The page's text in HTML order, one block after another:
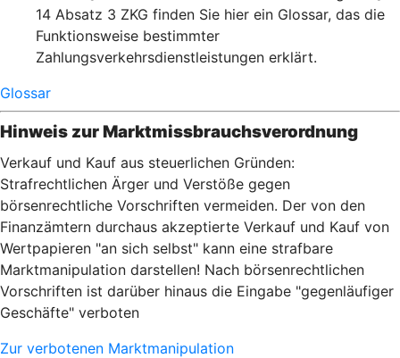
14 Absatz 3 ZKG finden Sie hier ein Glossar, das die
Funktionsweise bestimmter
Zahlungsverkehrsdienstleistungen erklärt.
Glossar
Hinweis zur Marktmissbrauchsverordnung
Verkauf und Kauf aus steuerlichen Gründen:
Strafrechtlichen Ärger und Verstöße gegen
börsenrechtliche Vorschriften vermeiden. Der von den
Finanzämtern durchaus akzeptierte Verkauf und Kauf von
Wertpapieren "an sich selbst" kann eine strafbare
Marktmanipulation darstellen! Nach börsenrechtlichen
Vorschriften ist darüber hinaus die Eingabe "gegenläufiger
Geschäfte" verboten
Zur verbotenen Marktmanipulation